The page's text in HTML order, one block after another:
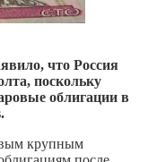
что Россия
поскольку
облигации в
крупным